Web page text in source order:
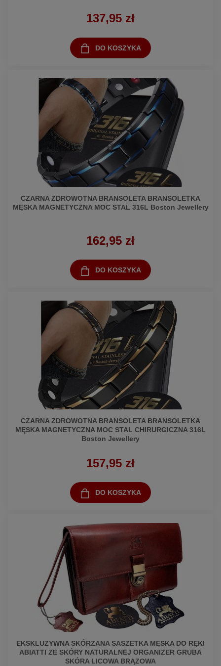
137,95 zł
DO KOSZYKA
CZARNA ZDROWOTNA BRANSOLETA BRANSOLETKA
MĘSKA MAGNETYCZNA MOC STAL 316L Boston Jewellery
162,95 zł
DO KOSZYKA
CZARNA ZDROWOTNA BRANSOLETA BRANSOLETKA
MĘSKA MAGNETYCZNA MOC STAL CHIRURGICZNA 316L
Boston Jewellery
157,95 zł
DO KOSZYKA
EKSKLUZYWNA SKÓRZANA SASZETKA MĘSKA DO RĘKI
ABIATTI ZE SKÓRY NATURALNEJ ORGANIZER GRUBA
SKÓRA LICOWA BRĄZOWA